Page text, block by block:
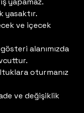
yasaktır.
ve içecek
alanımızda
oturmanız
ve değişiklik